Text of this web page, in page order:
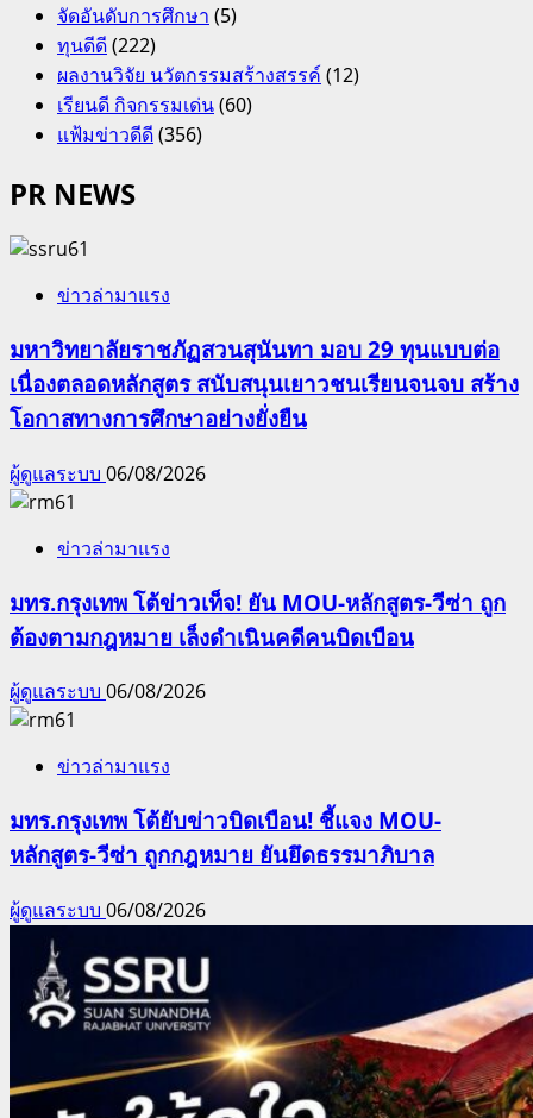
จัดอันดับการศึกษา (5)
ทุนดีดี(222)
ผลงานวิจัย นวัตกรรมสร้างสรรค์(12)
เรียนดี กิจกรรมเด่น(60)
แฟ้มข่าวดีดี(356)
PR NEWS
ข่าวล่ามาแรง
มหาวิทยาลัยราชภัฏสวนสุนันทา มอบ 29 ทุนแบบต่อ
เนื่องตลอดหลักสูตร สนับสนุนเยาวชนเรียนจนจบ สร้าง
โอกาสทางการศึกษาอย่างยั่งยืน
ผู้ดูแลระบบ 06/08/2026
ข่าวล่ามาแรง
มทร.กรุงเทพ โต้ข่าวเท็จ! ยัน MOU-หลักสูตร-วีซ่า ถูก
ต้องตามกฎหมาย เล็งดำเนินคดีคนบิดเบือน
ผู้ดูแลระบบ 06/08/2026
ข่าวล่ามาแรง
มทร.กรุงเทพ โต้ยับข่าวบิดเบือน! ชี้แจง MOU-
หลักสูตร-วีซ่า ถูกกฎหมาย ยันยึดธรรมาภิบาล
ผู้ดูแลระบบ 06/08/2026